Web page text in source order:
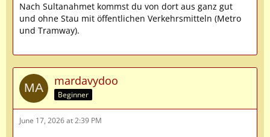
Nach Sultanahmet kommst du von dort aus ganz gut
und ohne Stau mit öffentlichen Verkehrsmitteln (Metro
und Tramway).
mardavydoo
Beginner
June 17, 2026 at 2:39 PM